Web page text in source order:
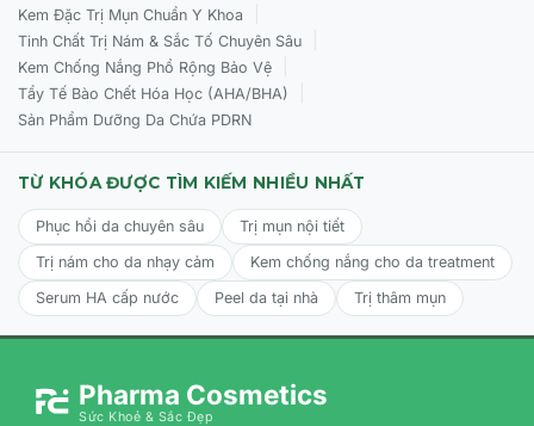
Kem Đặc Trị Mụn Chuẩn Y Khoa
Tinh Chất Trị Nám & Sắc Tố Chuyên Sâu
Kem Chống Nắng Phổ Rộng Bảo Vệ
Tẩy Tế Bào Chết Hóa Học (AHA/BHA)
Sản Phẩm Dưỡng Da Chứa PDRN
TỪ KHÓA ĐƯỢC TÌM KIẾM NHIỀU NHẤT
Phục hồi da chuyên sâu
Trị mụn nội tiết
Trị nám cho da nhạy cảm
Kem chống nắng cho da treatment
Serum HA cấp nước
Peel da tại nhà Trị thâm mụn
Pharma Cosmetics
Sức Khoẻ & Sắc Đẹp